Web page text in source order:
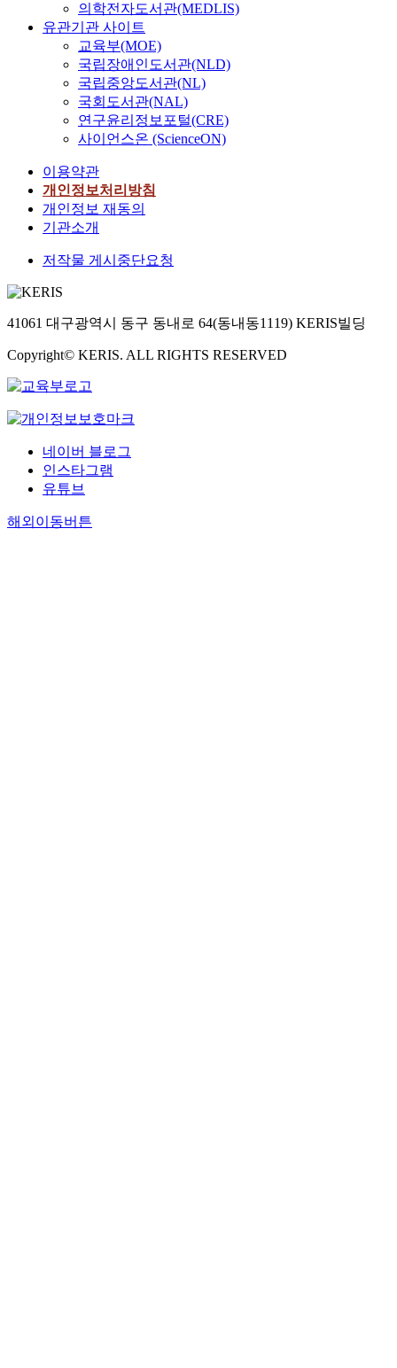
의학전자도서관(MEDLIS)
유관기관 사이트
교육부(MOE)
국립장애인도서관(NLD)
국립중앙도서관(NL)
국회도서관(NAL)
연구윤리정보포털(CRE)
사이언스온 (ScienceON)
이용약관
개인정보처리방침
개인정보 재동의
기관소개
저작물 게시중단요청
41061 대구광역시 동구 동내로 64(동내동1119) KERIS빌딩
Copyright© KERIS. ALL RIGHTS RESERVED
네이버 블로그
인스타그램
유튜브
해외이동버튼